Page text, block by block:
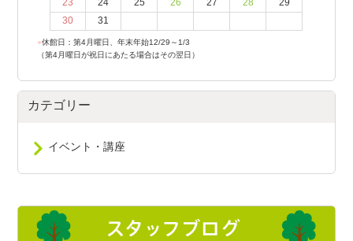
30
31
●休館日：第4月曜日、年末年始12/29～1/3
（第4月曜日が祝日にあたる場合はその翌日）
カテゴリー
イベント・講座